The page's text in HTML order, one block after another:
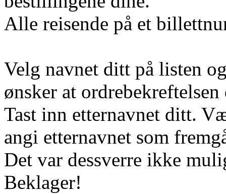
Alle reisende på et
Velg navnet ditt på listen
ønsker at
Tast inn etternavnet ditt.
angi etternavnet som
Det var dessverre ikke
Beklager!